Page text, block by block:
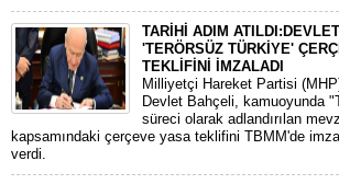
TARİHİ ADIM
'TERÖRSÜZ TÜRKİYE'
TEKLİFİNİ İMZALADI
​Milliyetçi Hareket Partisi
Devlet Bahçeli, kamuoyunda
süreci olarak adlandırılan
kapsamındaki çerçeve yasa teklifini TBMM'de
verdi.